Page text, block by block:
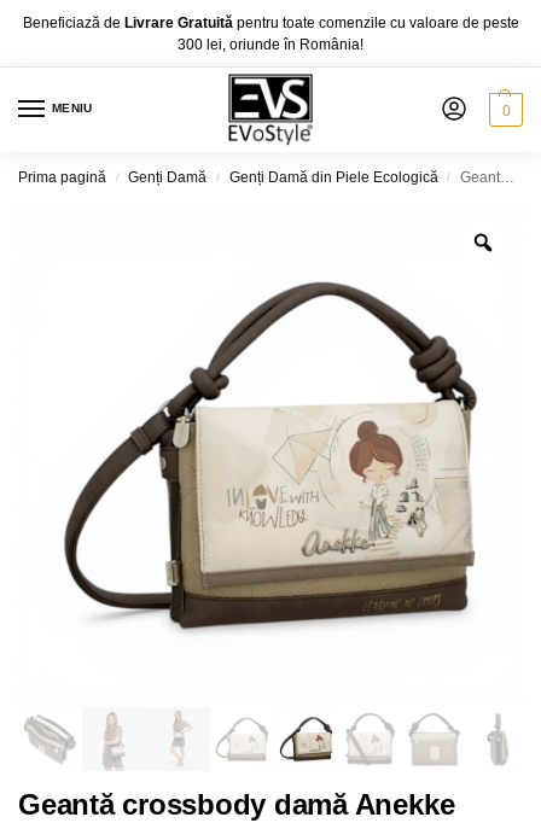
Beneficiază de Livrare Gratuită pentru toate comenzile cu valoare de peste
300 lei, oriunde în România!
MENIU 0
Prima pagină / Genți Damă / Genți Damă din Piele Ecologică / Geantă crossbody damă Anekke Sophia 42803-383 – design artistic și eleganță practică
Geantă crossbody damă Anekke